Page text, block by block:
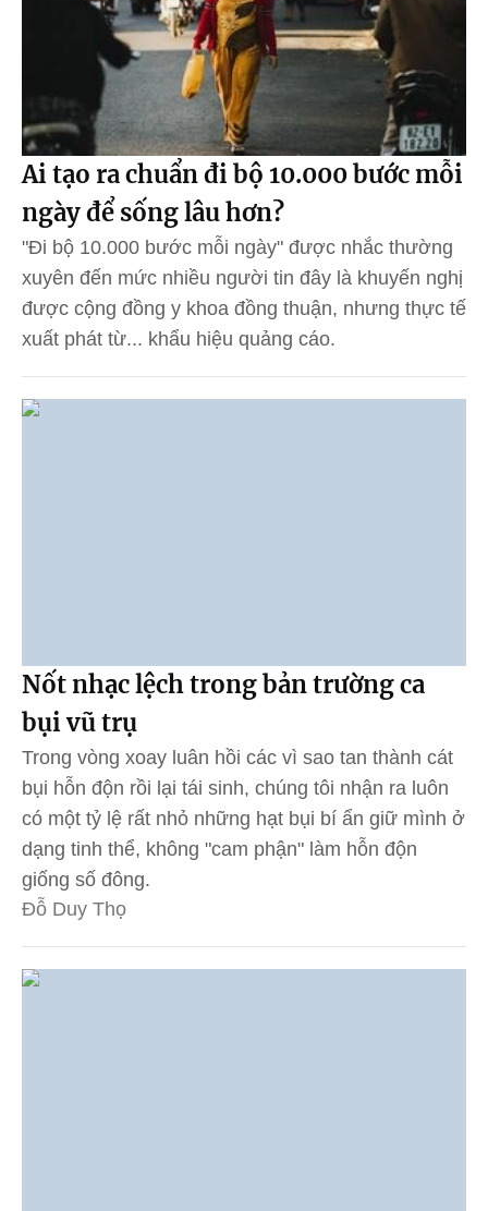
Ai tạo ra chuẩn đi bộ 10.000 bước mỗi
ngày để sống lâu hơn?
"Đi bộ 10.000 bước mỗi ngày" được nhắc thường
xuyên đến mức nhiều người tin đây là khuyến nghị
được cộng đồng y khoa đồng thuận, nhưng thực tế
xuất phát từ... khẩu hiệu quảng cáo.
Nốt nhạc lệch trong bản trường ca
bụi vũ trụ
Trong vòng xoay luân hồi các vì sao tan thành cát
bụi hỗn độn rồi lại tái sinh, chúng tôi nhận ra luôn
có một tỷ lệ rất nhỏ những hạt bụi bí ẩn giữ mình ở
dạng tinh thể, không "cam phận" làm hỗn độn
giống số đông.
Đỗ Duy Thọ